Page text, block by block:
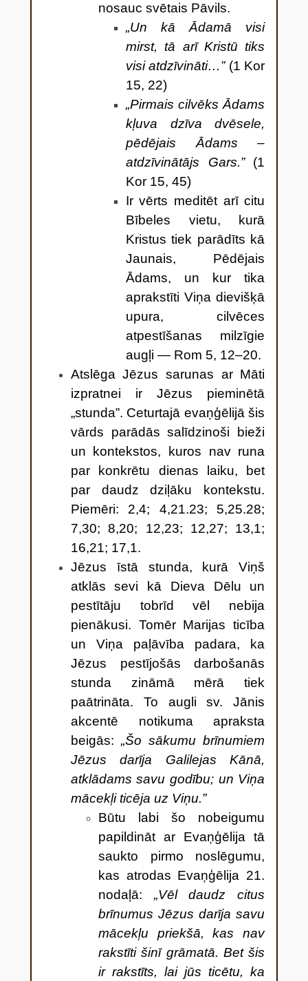
nosauc svētais Pāvils.
„Un kā Ādamā visi
mirst, tā arī Kristū tiks
visi atdzīvināti…”(1 Kor
15, 22)
„Pirmais cilvēks Ādams
kļuva dzīva dvēsele,
pēdējais Ādams –
atdzīvinātājs Gars.”(1
Kor 15, 45)
Ir vērts meditēt arī citu
Bībeles vietu, kurā
Kristus tiek parādīts kā
Jaunais, Pēdējais
Ādams, un kur tika
aprakstīti Viņa dievišķā
upura, cilvēces
atpestīšanas milzīgie
augļi — Rom 5, 12–20.
Atslēga Jēzus sarunas ar Māti
izpratnei ir Jēzus pieminētā
„stunda”. Ceturtajā evaņģēlijā šis
vārds parādās salīdzinoši bieži
un kontekstos, kuros nav runa
par konkrētu dienas laiku, bet
par daudz dziļāku kontekstu.
Piemēri: 2,4; 4,21.23; 5,25.28;
7,30; 8,20; 12,23; 12,27; 13,1;
16,21; 17,1.
Jēzus īstā stunda, kurā Viņš
atklās sevi kā Dieva Dēlu un
pestītāju tobrīd vēl nebija
pienākusi. Tomēr Marijas ticība
un Viņa paļāvība padara, ka
Jēzus pestījošās darbošanās
stunda zināmā mērā tiek
paātrināta. To augli sv. Jānis
akcentē notikuma apraksta
beigās: „Šo sākumu brīnumiem
Jēzus darīja Galilejas Kānā,
atklādams savu godību; un Viņa
mācekļi ticēja uz Viņu.”
Būtu labi šo nobeigumu
papildināt ar Evaņģēlija tā
saukto pirmo noslēgumu,
kas atrodas Evaņģēlija 21.
nodaļā: „Vēl daudz citus
brīnumus Jēzus darīja savu
mācekļu priekšā, kas nav
rakstīti šinī grāmatā. Bet šis
ir rakstīts, lai jūs ticētu, ka